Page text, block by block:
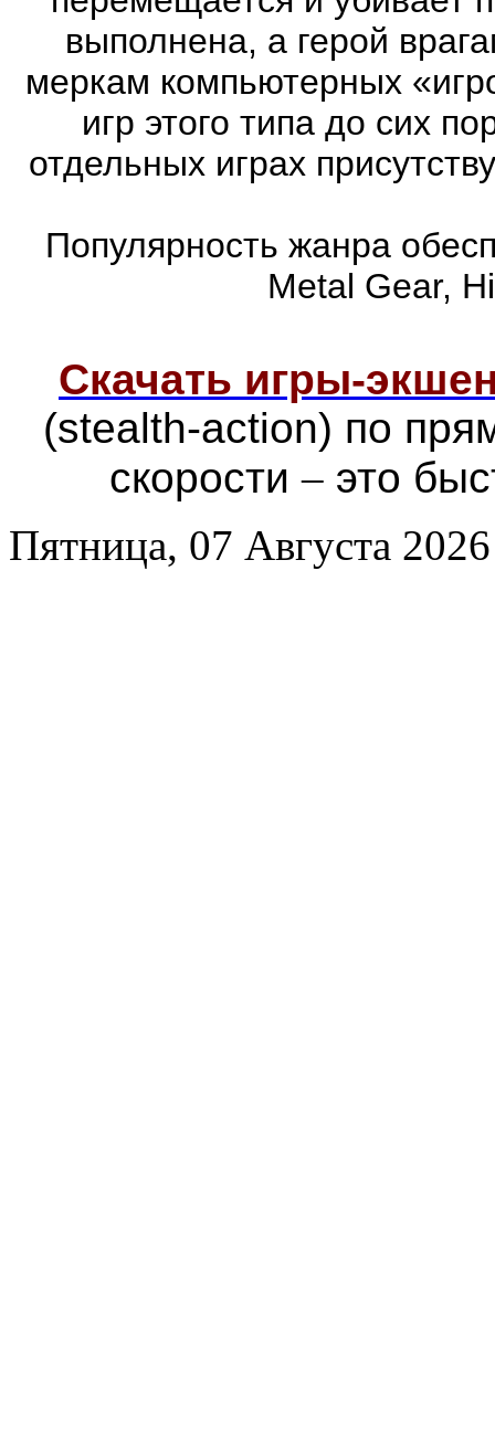
выполнена, а герой
меркам компьютерных
игр этого типа до сих
отдельных играх
Популярность жанра
Metal Gear,
Скачать игры-
(stealth-action) по
скорости– это
Пятница, 07 Августа 2026